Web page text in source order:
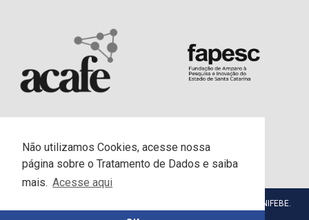
Não utilizamos Cookies, acesse nossa
página sobre o Tratamento de Dados e saiba
mais. Acesse aqui
© Centro Universitário da Fundação Educacional de Brusque - UNIFEBE.